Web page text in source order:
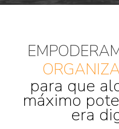
para que
máximo
era